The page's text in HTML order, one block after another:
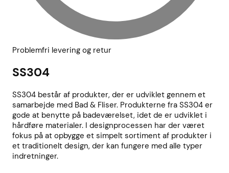
Problemfri levering og retur
SS304
SS304 består af produkter, der er udviklet gennem et
samarbejde med Bad & Fliser. Produkterne fra SS304 er
gode at benytte på badeværelset, idet de er udviklet i
hårdføre materialer. I designprocessen har der været
fokus på at opbygge et simpelt sortiment af produkter i
et traditionelt design, der kan fungere med alle typer
indretninger.